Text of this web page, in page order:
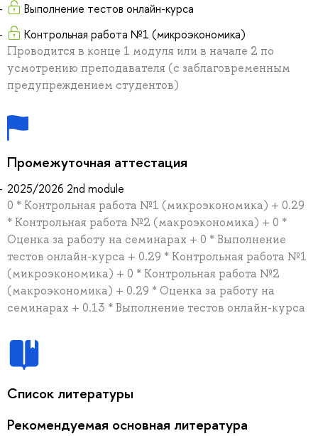
Выполнение тестов онлайн-курса
Контрольная работа №1 (микроэкономика)
Проводится в конце 1 модуля или в начале 2 по
усмотрению преподавателя (с заблаговременным
предупреждением студентов)
Промежуточная аттестация
2025/2026 2nd module
0 * Контрольная работа №1 (микроэкономика) + 0.29
* Контрольная работа №2 (макроэкономика) + 0 *
Оценка за работу на семинарах + 0 * Выполнение
тестов онлайн-курса + 0.29 * Контрольная работа №1
(микроэкономика) + 0 * Контрольная работа №2
(макроэкономика) + 0.29 * Оценка за работу на
семинарах + 0.13 * Выполнение тестов онлайн-курса
Список литературы
Рекомендуемая основная литература